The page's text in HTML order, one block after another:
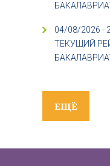
04/08/2026 -
ТЕКУЩИЙ
ЕЩЁ